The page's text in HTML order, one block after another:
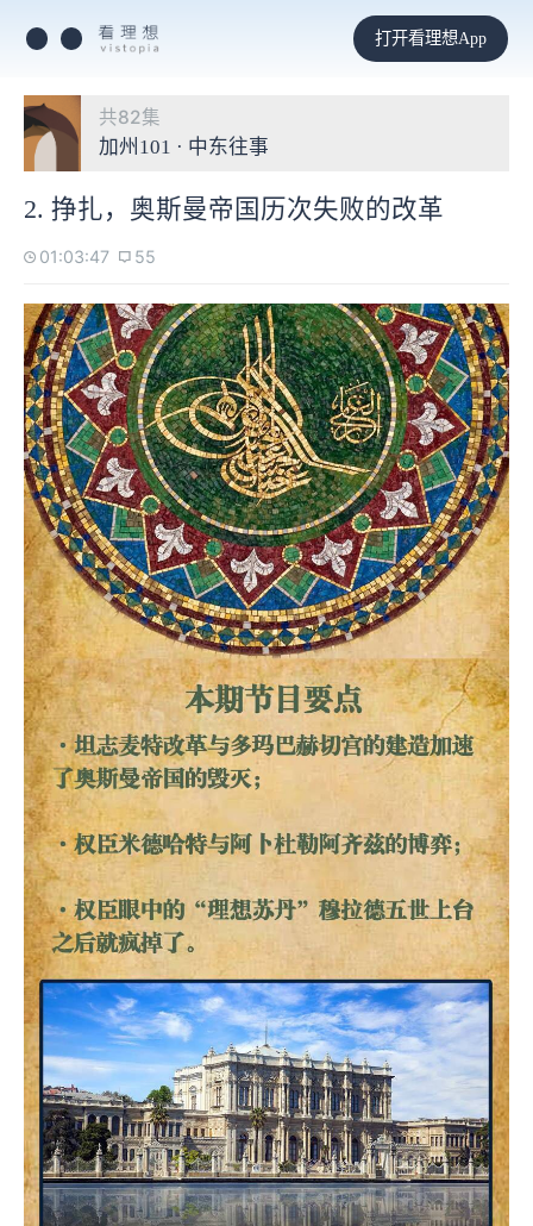
打开看理想App
共82集
加州101 · 中东往事
2. 挣扎，奥斯曼帝国历次失败的改革
01:03:47 55